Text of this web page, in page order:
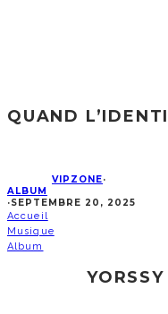
QUAND
VIPZONE·
ALBUM
·SEPTEMBRE 20, 2025
Accueil
Musique
Album